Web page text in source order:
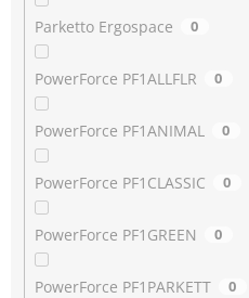
Parketto Ergospace 0
PowerForce PF1ALLFLR 0
PowerForce PF1ANIMAL 0
PowerForce PF1CLASSIC 0
PowerForce PF1GREEN 0
PowerForce PF1PARKETT 0